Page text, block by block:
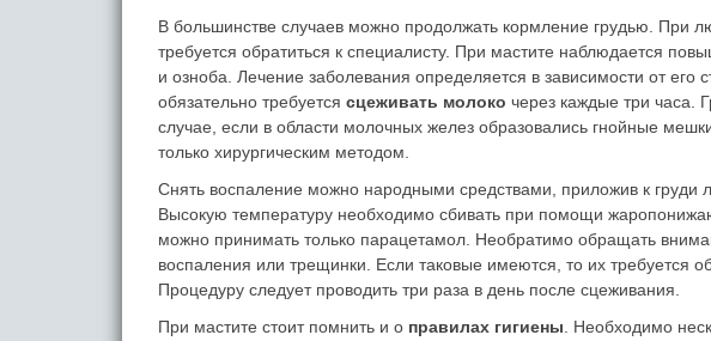
В большинстве случаев можно продолжать кормление грудью. При
требуется обратиться к специалисту. При мастите наблюдается
и озноба. Лечение заболевания определяется в зависимости от его
обязательно требуется сцеживать молоко через каждые три часа.
случае, если в области молочных желез образовались гнойные
только хирургическим методом.
Снять воспаление можно народными средствами, приложив к груди
Высокую температуру необходимо сбивать при помощи
можно принимать только парацетамол. Необратимо обращать
воспаления или трещинки. Если таковые имеются, то их требуется
Процедуру следует проводить три раза в день после сцеживания.
При мастите стоит помнить и о правилах гигиены . Необходимо